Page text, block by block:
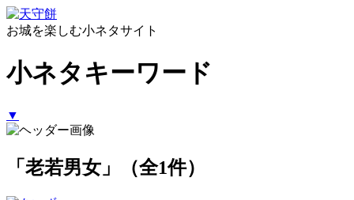
お城を楽しむ小ネタサイト
小ネタキーワード
▼
「老若男女」（全1件）